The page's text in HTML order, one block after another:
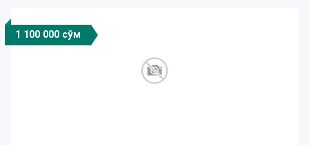
1 100 000 сўм